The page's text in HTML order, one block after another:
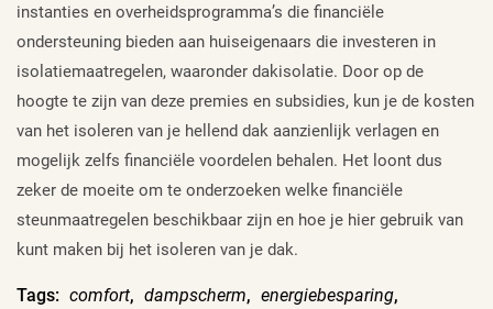
instanties en overheidsprogramma’s die financiële
ondersteuning bieden aan huiseigenaars die investeren in
isolatiemaatregelen, waaronder dakisolatie. Door op de
hoogte te zijn van deze premies en subsidies, kun je de kosten
van het isoleren van je hellend dak aanzienlijk verlagen en
mogelijk zelfs financiële voordelen behalen. Het loont dus
zeker de moeite om te onderzoeken welke financiële
steunmaatregelen beschikbaar zijn en hoe je hier gebruik van
kunt maken bij het isoleren van je dak.
Tags: comfort, dampscherm, energiebesparing,